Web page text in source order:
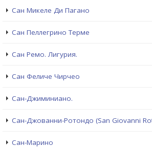
Сан Микеле Ди Пагано
Сан Пеллегрино Терме
Сан Ремо. Лигурия.
Сан Феличе Чирчео
Сан-Джиминиано.
Сан-Джованни-Ротондо (San Giovanni
Сан-Марино